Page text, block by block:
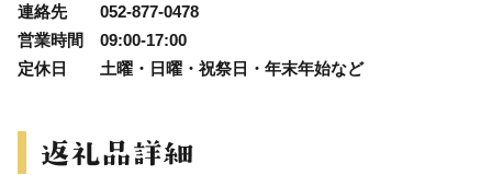
連絡先 052-877-0478
営業時間 09:00-17:00
定休日 土曜・日曜・祝祭日・年末年始など